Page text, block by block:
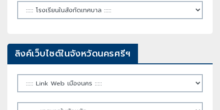
ลิงค์เว็บไซต์ในจังหวัดนครศรีฯ